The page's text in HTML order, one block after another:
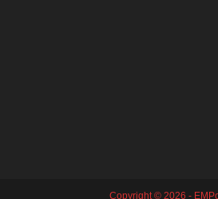
Copyright © 2026 -